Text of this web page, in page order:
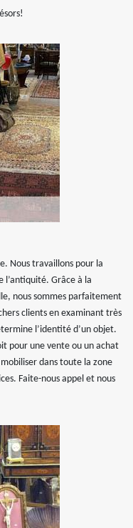
Nous travaillons pour la
l’antiquité. Grâce à la
nous sommes parfaitement
clients en examinant très
l’identité d’un objet.
pour une vente ou un achat
dans toute la zone
Faite-nous appel et nous